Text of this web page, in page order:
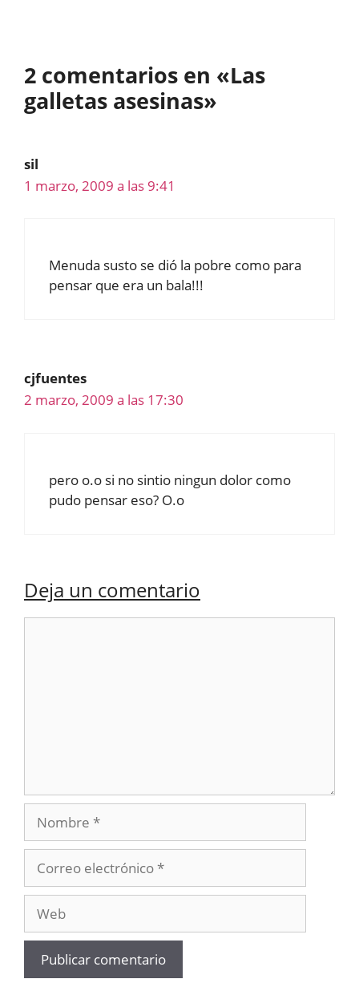
2 comentarios en «Las
galletas asesinas»
sil
1 marzo, 2009 a las 9:41
Menuda susto se dió la pobre como para
pensar que era un bala!!!
cjfuentes
2 marzo, 2009 a las 17:30
pero o.o si no sintio ningun dolor como
pudo pensar eso? O.o
Deja un comentario
Nombre
electrónico